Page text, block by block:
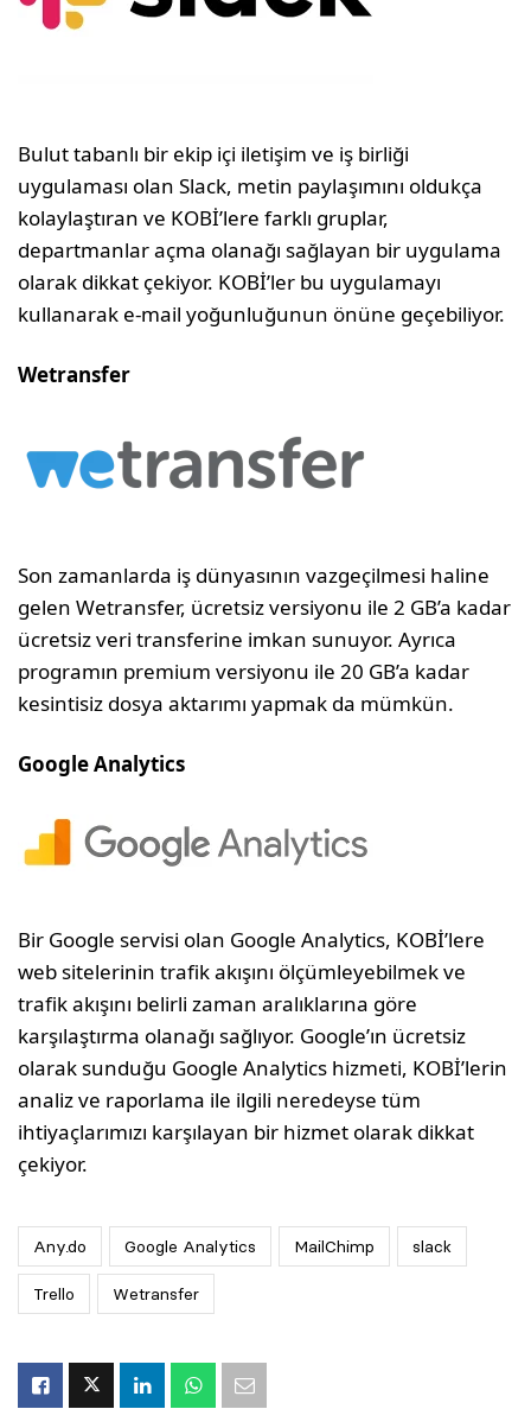
Bulut tabanlı bir ekip içi iletişim ve iş birliği
uygulaması olan Slack, metin paylaşımını oldukça
kolaylaştıran ve KOBİ’lere farklı gruplar,
departmanlar açma olanağı sağlayan bir uygulama
olarak dikkat çekiyor. KOBİ’ler bu uygulamayı
kullanarak e-mail yoğunluğunun önüne geçebiliyor.
Wetransfer
Son zamanlarda iş dünyasının vazgeçilmesi haline
gelen Wetransfer, ücretsiz versiyonu ile 2 GB’a kadar
ücretsiz veri transferine imkan sunuyor. Ayrıca
programın premium versiyonu ile 20 GB’a kadar
kesintisiz dosya aktarımı yapmak da mümkün.
Google Analytics
Bir Google servisi olan Google Analytics, KOBİ’lere
web sitelerinin trafik akışını ölçümleyebilmek ve
trafik akışını belirli zaman aralıklarına göre
karşılaştırma olanağı sağlıyor. Google’ın ücretsiz
olarak sunduğu Google Analytics hizmeti, KOBİ’lerin
analiz ve raporlama ile ilgili neredeyse tüm
ihtiyaçlarımızı karşılayan bir hizmet olarak dikkat
çekiyor.
Any.do Google Analytics MailChimp slack
Trello Wetransfer